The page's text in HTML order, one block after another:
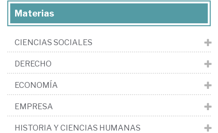
Materias
CIENCIAS SOCIALES
DERECHO
ECONOMÍA
EMPRESA
HISTORIA Y CIENCIAS HUMANAS